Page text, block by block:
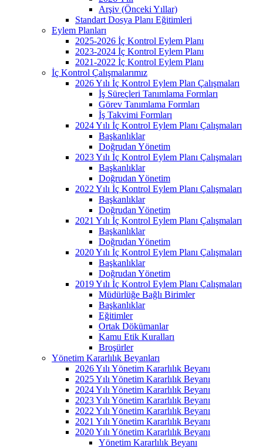
Arşiv (Önceki Yıllar)
Standart Dosya Planı Eğitimleri
Eylem Planları
2025-2026 İç Kontrol Eylem Planı
2023-2024 İç Kontrol Eylem Planı
2021-2022 İç Kontrol Eylem Planı
İç Kontrol Çalışmalarımız
2026 Yılı İç Kontrol Eylem Plan Çalışmaları
İş Süreçleri Tanımlama Formları
Görev Tanımlama Formları
İş Takvimi Formları
2024 Yılı İç Kontrol Eylem Planı Çalışmaları
Başkanlıklar
Doğrudan Yönetim
2023 Yılı İç Kontrol Eylem Planı Çalışmaları
Başkanlıklar
Doğrudan Yönetim
2022 Yılı İç Kontrol Eylem Planı Çalışmaları
Başkanlıklar
Doğrudan Yönetim
2021 Yılı İç Kontrol Eylem Planı Çalışmaları
Başkanlıklar
Doğrudan Yönetim
2020 Yılı İç Kontrol Eylem Planı Çalışmaları
Başkanlıklar
Doğrudan Yönetim
2019 Yılı İç Kontrol Eylem Planı Çalışmaları
Müdürlüğe Bağlı Birimler
Başkanlıklar
Eğitimler
Ortak Dökümanlar
Kamu Etik Kuralları
Broşürler
Yönetim Kararlılık Beyanları
2026 Yılı Yönetim Kararlılık Beyanı
2025 Yılı Yönetim Kararlılık Beyanı
2024 Yılı Yönetim Kararlılık Beyanı
2023 Yılı Yönetim Kararlılık Beyanı
2022 Yılı Yönetim Kararlılık Beyanı
2021 Yılı Yönetim Kararlılık Beyanı
2020 Yılı Yönetim Kararlılık Beyanı
Yönetim Kararlılık Beyanı